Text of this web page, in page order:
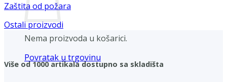
Nema proizvoda u košarici.
Povratak u trgovinu
Zaštita od požara
Ostali proizvodi
Više od 1000 artikala dostupno sa skladišta